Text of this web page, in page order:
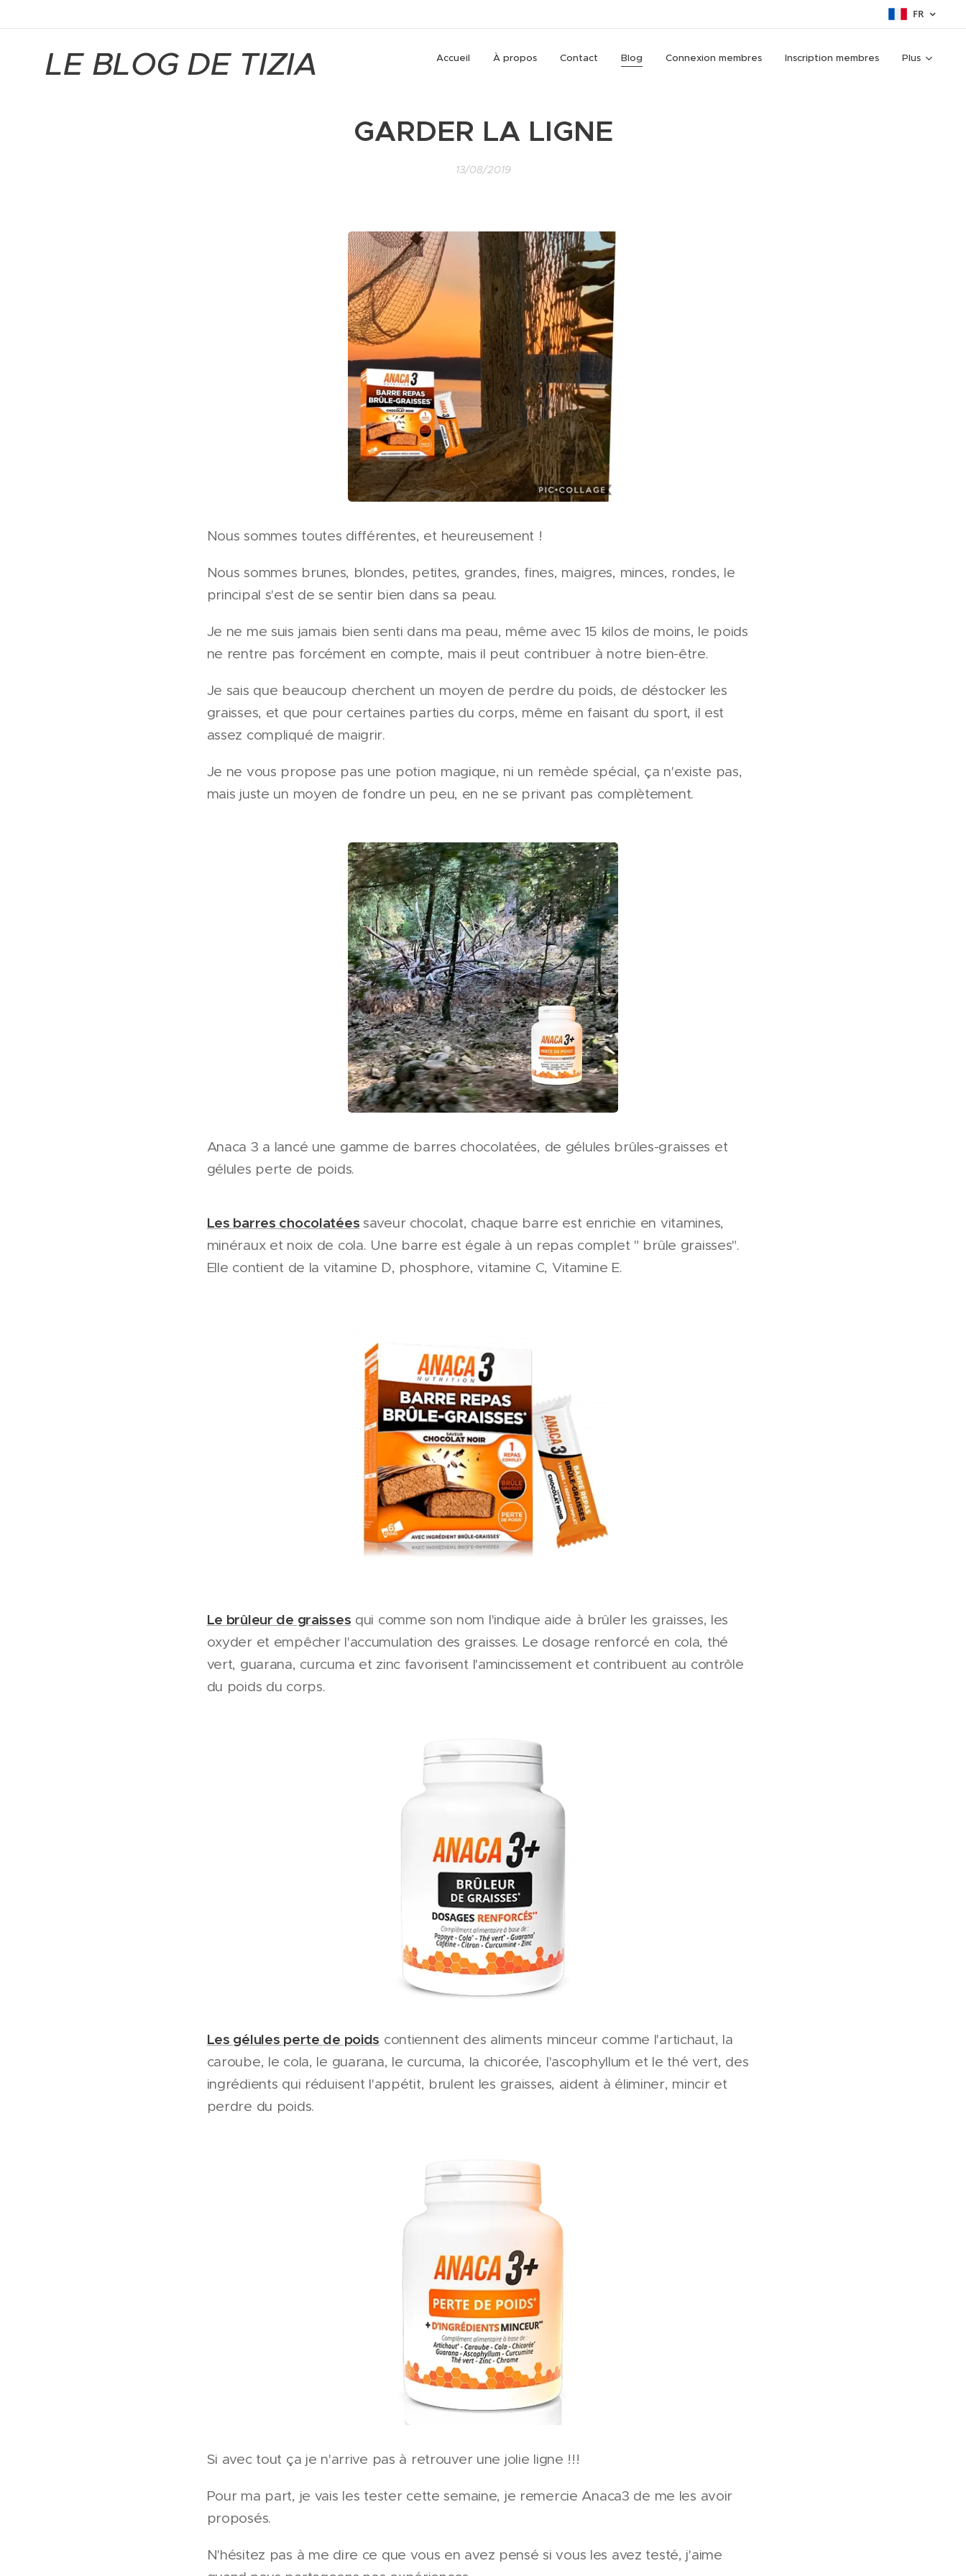
FR
LE BLOG DE TIZIA Accueil À propos Contact Blog Connexion membres Inscription membres Plus
GARDER LA LIGNE
13/08/2019
Nous sommes toutes différentes, et heureusement !
Nous sommes brunes, blondes, petites, grandes, fines, maigres, minces, rondes, le
principal s'est de se sentir bien dans sa peau.
Je ne me suis jamais bien senti dans ma peau, même avec 15 kilos de moins, le poids
ne rentre pas forcément en compte, mais il peut contribuer à notre bien-être.
Je sais que beaucoup cherchent un moyen de perdre du poids, de déstocker les
graisses, et que pour certaines parties du corps, même en faisant du sport, il est
assez compliqué de maigrir.
Je ne vous propose pas une potion magique, ni un remède spécial, ça n'existe pas,
mais juste un moyen de fondre un peu, en ne se privant pas complètement.
Anaca 3 a lancé une gamme de barres chocolatées, de gélules brûles-graisses et
gélules perte de poids.
Les barres chocolatées saveur chocolat, chaque barre est enrichie en vitamines,
minéraux et noix de cola. Une barre est égale à un repas complet " brûle graisses".
Elle contient de la vitamine D, phosphore, vitamine C, Vitamine E.
Le brûleur de graisses qui comme son nom l'indique aide à brûler les graisses, les
oxyder et empêcher l'accumulation des graisses. Le dosage renforcé en cola, thé
vert, guarana, curcuma et zinc favorisent l'amincissement et contribuent au contrôle
du poids du corps.
Les gélules perte de poids contiennent des aliments minceur comme l'artichaut, la
caroube, le cola, le guarana, le curcuma, la chicorée, l'ascophyllum et le thé vert, des
ingrédients qui réduisent l'appétit, brulent les graisses, aident à éliminer, mincir et
perdre du poids.
Si avec tout ça je n'arrive pas à retrouver une jolie ligne !!!
Pour ma part, je vais les tester cette semaine, je remercie Anaca3 de me les avoir
proposés.
N'hésitez pas à me dire ce que vous en avez pensé si vous les avez testé, j'aime